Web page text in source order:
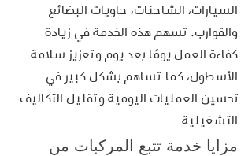
السيارات، الشاحنات، حاويات البضائع
والقوارب. تسهم هذه الخدمة في زيادة
كفاءة العمل يومًا بعد يوم وتعزيز سلامة
الأسطول، كما تساهم بشكل كبير في
تحسين العمليات اليومية وتقليل التكاليف
التشغيلية
مزايا خدمة تتبع المركبات من